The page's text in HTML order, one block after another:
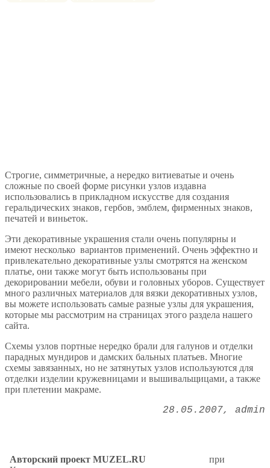
Строгие, симметричные, а нередко витиеватые и очень
сложные по своей форме рисунки узлов издавна
использовались в прикладном искусстве для создания
геральдических знаков, гербов, эмблем, фирменных знаков,
печатей и виньеток.
Эти декоративные украшения стали очень популярны и
имеют несколько вариантов применений. Очень эффектно и
привлекательно декоративные узлы смотрятся на женском
платье, они также могут быть использованы при
декорировании мебели, обуви и головных уборов. Существует
много различных материалов для вязки декоративных узлов,
вы можете использовать самые разные узлы для украшения,
которые мы рассмотрим на страницах этого раздела нашего
сайта.
Схемы узлов портные нередко брали для галунов и отделки
парадных мундиров и дамских бальных платьев. Многие
схемы завязанных, но не затянутых узлов используются для
отделки изделии кружевницами и вышивальщицами, а также
при плетении макраме.
28.05.2007 admin
Авторский проект MUZEL.RU
при